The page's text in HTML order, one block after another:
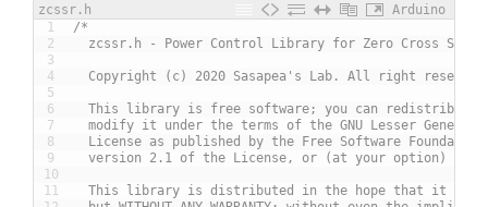
zcssr.h
Arduino
1
2
3
4
5
6
7
8
9
10
11
/*
zcssr.h - Power Control Library for Zero Cross SSR
Copyright (c) 2020 Sasapea's Lab. All right
This library is free software; you can redistribute
modify it under the terms of the GNU Lesser General
License as published by the Free Software
version 2.1 of the License, or (at your option) any
This library is distributed in the hope that it will